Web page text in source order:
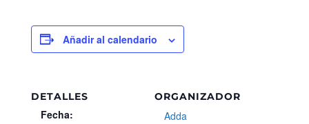
Añadir al calendario
DETALLES
Fecha:
ORGANIZADOR
Adda